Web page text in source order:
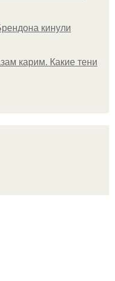
кинули
карим. Какие тени